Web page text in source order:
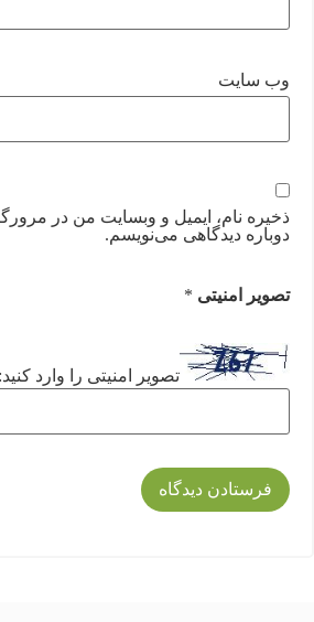
وب‌ سایت
ذخیره نام، ایمیل و وبسایت من در
دوباره دیدگاهی می‌نویسم.
تصویر امنیتی *
تصویر امنیتی را وارد کنید: